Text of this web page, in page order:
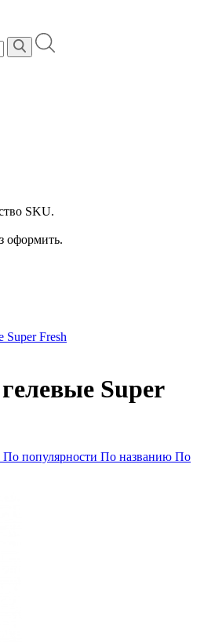
SKU.
оформить.
Super Fresh
Super
По популярности По названию По